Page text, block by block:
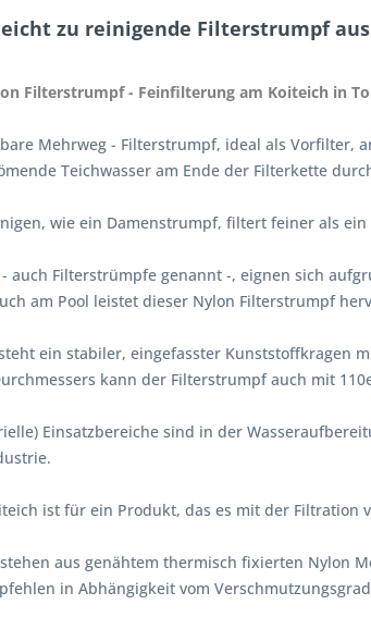
zu reinigende Filterstrumpf
Filterstrumpf - Feinfilterung am Koiteich in
Mehrweg - Filterstrumpf, ideal als Vorfilter,
Teichwasser am Ende der Filterkette
wie ein Damenstrumpf, filtert feiner als
auch Filterstrümpfe genannt -, eignen sich
am Pool leistet dieser Nylon Filterstrumpf
ein stabiler, eingefasster Kunststoffkragen
kann der Filterstrumpf auch mit
Einsatzbereiche sind in der
ist für ein Produkt, das es mit der
aus genähtem thermisch fixierten Nylon
in Abhängigkeit vom